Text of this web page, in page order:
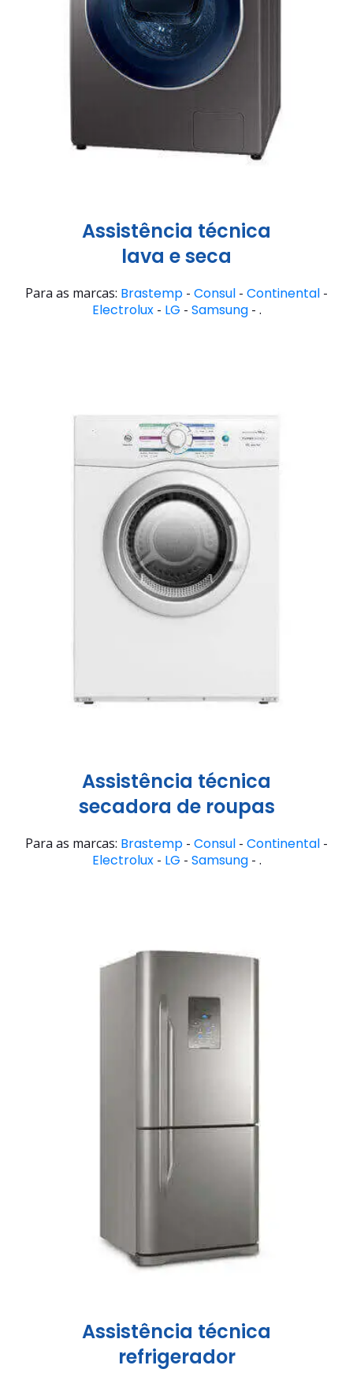
Assistência técnica
lava e seca
Para as marcas: Brastemp - Consul - Continental -
Electrolux- LG - Samsung- .
Assistência técnica
secadora de roupas
Para as marcas: Brastemp - Consul - Continental -
Electrolux- LG - Samsung- .
Assistência técnica
refrigerador